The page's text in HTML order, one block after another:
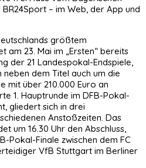
– im Web, der App und
größtem
23. Mai im „Ersten“ bereits
der 21 Landespokal-Endspiele,
neben dem Titel auch um die
mit über 210.000 Euro an
1. Hauptrunde im DFB-Pokal-
gliedert sich in drei
Anstoßzeiten. Das
um 16.30 Uhr den Abschluss,
Pokal-Finale zwischen dem FC
VfB Stuttgart im Berliner